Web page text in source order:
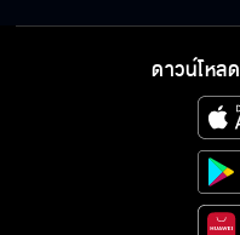
ดาวน์โหลด